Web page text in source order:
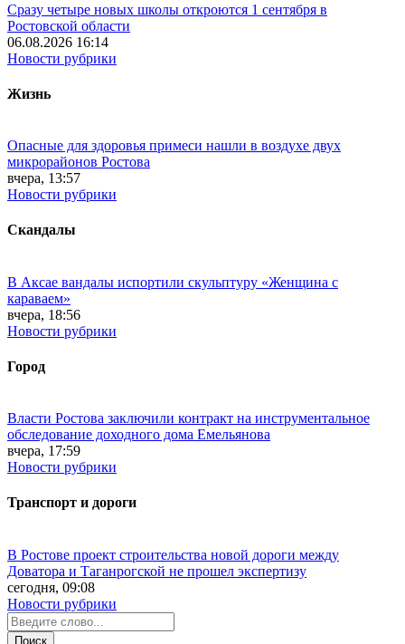
Сразу четыре новых школы откроются 1 сентября в
Ростовской области
06.08.2026 16:14
Новости рубрики
Жизнь
Опасные для здоровья примеси нашли в воздухе двух
микрорайонов Ростова
вчера, 13:57
Новости рубрики
Скандалы
В Аксае вандалы испортили скульптуру «Женщина с
караваем»
вчера, 18:56
Новости рубрики
Город
Власти Ростова заключили контракт на инструментальное
обследование доходного дома Емельянова
вчера, 17:59
Новости рубрики
Транспорт и дороги
В Ростове проект строительства новой дороги между
Доватора и Таганрогской не прошел экспертизу
сегодня, 09:08
Новости рубрики